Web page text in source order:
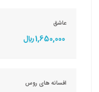
عاشق
1,650,000 ريال
افسانه های روس